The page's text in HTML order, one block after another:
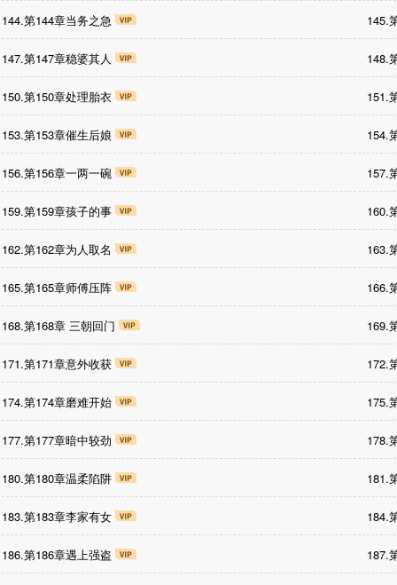
144.第144章当务之急 145.
147.第147章稳婆其人 148.
150.第150章处理胎衣 151.
153.第153章催生后娘 154.
156.第156章一两一碗 157.
159.第159章孩子的事 160.
162.第162章为人取名 163.
165.第165章师傅压阵 166.
168.第168章 三朝回门 169.
171.第171章意外收获 172.
174.第174章磨难开始 175.
177.第177章暗中较劲 178.
180.第180章温柔陷阱 181.
183.第183章李家有女 184.
186.第186章遇上强盗 187.